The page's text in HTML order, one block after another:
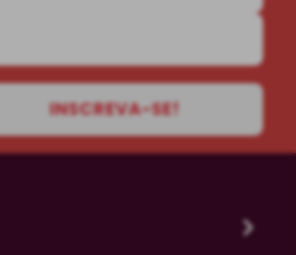
genéricos na busca.
sinônimos ao termo